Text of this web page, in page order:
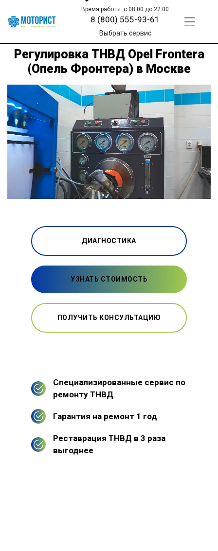
Время работы: с 08:00 до 22:00
8 (800) 555-93-61
Выбрать сервис
Регулировка ТНВД Opel Frontera
(Опель Фронтера) в Москве
ДИАГНОСТИКА
УЗНАТЬ СТОИМОСТЬ
ПОЛУЧИТЬ КОНСУЛЬТАЦИЮ
Специализированные сервис по
ремонту ТНВД
Гарантия на ремонт 1 год
Реставрация ТНВД в 3 раза
выгоднее